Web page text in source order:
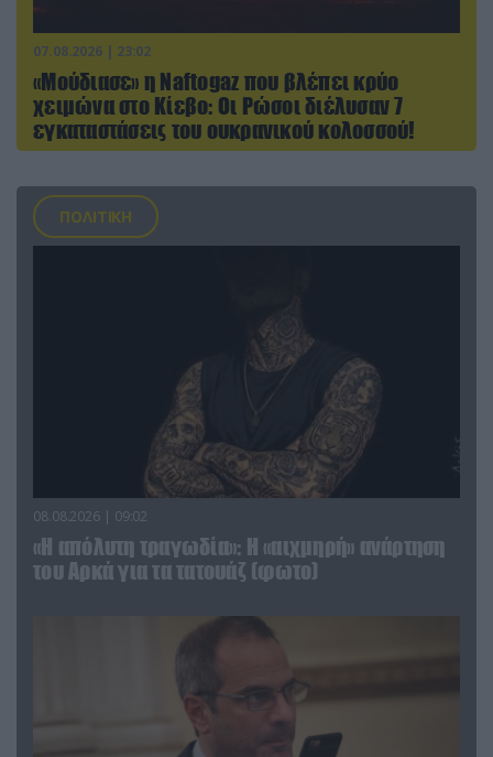
07.08.2026 | 23:02
«Μούδιασε» η Naftogaz που βλέπει κρύο
χειμώνα στο Κίεβο: Οι Ρώσοι διέλυσαν 7
εγκαταστάσεις του ουκρανικού κολοσσού!
ΠΟΛΙΤΙΚΗ
08.08.2026 | 09:02
«Η απόλυτη τραγωδία»: Η «αιχμηρή» ανάρτηση
του Αρκά για τα τατουάζ (φωτο)